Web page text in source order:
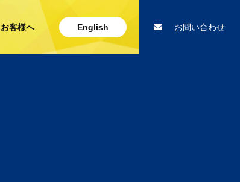
お客様へ English お問い合わせ